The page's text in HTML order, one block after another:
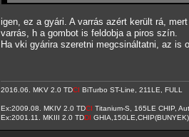
igen, ez a gyári. A varrás azért került rá,
varrás, h a gombot is feldobja a piros szín.
Ha vki gyárira szeretni megcsináltatni, az
2016.06. MKV 2.0 TDCI BiTurbo ST-Line, 211LE, FULL
Ex:2009.08. MKIV 2.0 TDCI Titanium-S, 165LE CHIP,
Ex:2001.11. MKIII 2.0 TDDI